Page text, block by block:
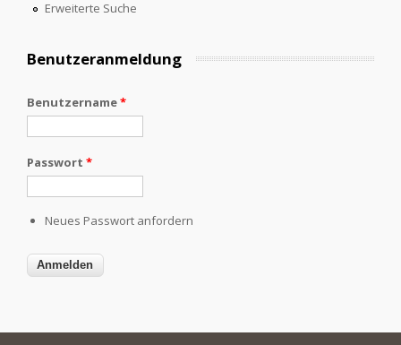
Erweiterte Suche
Benutzeranmeldung
Benutzername*
Passwort *
Neues Passwort anfordern